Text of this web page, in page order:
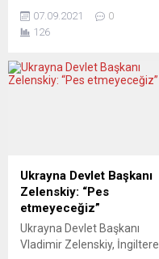
daha...
temsilcisi konumundaki
Büyükelçi Manizha Bakhtari,
yaptığı açıklamalarda, AB
başkentlerini bir meydan
açıklamalarına değil
eylemlerine bakarak
değerlendireceğini” bildiren
AB’yi zor durumda
bırakabilir. Afganistan’ın
Viyana Büyükelçisi Manizha
07.09.2021
0
126
Ukrayna Devlet Başkanı
Zelenskiy: “Pes
etmeyeceğiz”
Ukrayna Devlet Başkanı
Vladimir Zelenskiy, İngiltere